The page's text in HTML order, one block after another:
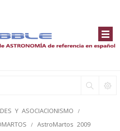
Y ASOCIACIONISMO
AstroMartos 2009